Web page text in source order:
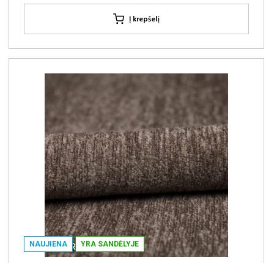
Į krepšelį
NAUJIENA YRA SANDĖLYJE